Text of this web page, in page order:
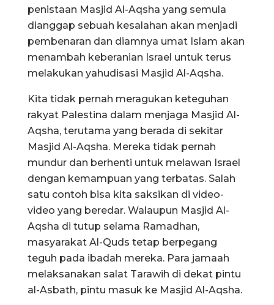
penistaan Masjid Al-Aqsha yang semula
dianggap sebuah kesalahan akan menjadi
pembenaran dan diamnya umat Islam akan
menambah keberanian Israel untuk terus
melakukan yahudisasi Masjid Al-Aqsha.
Kita tidak pernah meragukan keteguhan
rakyat Palestina dalam menjaga Masjid Al-
Aqsha, terutama yang berada di sekitar
Masjid Al-Aqsha. Mereka tidak pernah
mundur dan berhenti untuk melawan Israel
dengan kemampuan yang terbatas. Salah
satu contoh bisa kita saksikan di video-
video yang beredar. Walaupun Masjid Al-
Aqsha di tutup selama Ramadhan,
masyarakat Al-Quds tetap berpegang
teguh pada ibadah mereka. Para jamaah
melaksanakan salat Tarawih di dekat pintu
al-Asbath, pintu masuk ke Masjid Al-Aqsha.